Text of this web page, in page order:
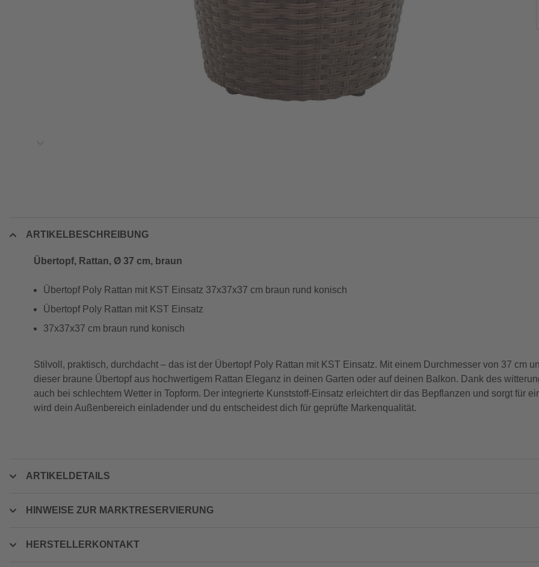
ARTIKELBESCHREIBUNG
Übertopf, Rattan, Ø 37 cm, braun
Übertopf Poly Rattan mit KST Einsatz 37x37x37 cm braun rund konisch
Übertopf Poly Rattan mit KST Einsatz
37x37x37 cm braun rund konisch
Stilvoll, praktisch, durchdacht – das ist der Übertopf Poly Rattan mit KST Einsatz. Mit einem Durchmesser von 37 cm
dieser braune Übertopf aus hochwertigem Rattan Eleganz in deinen Garten oder auf deinen Balkon. Dank des
auch bei schlechtem Wetter in Topform. Der integrierte Kunststoff-Einsatz erleichtert dir das Bepflanzen und sorgt für
wird dein Außenbereich einladender und du entscheidest dich für geprüfte Markenqualität.
ARTIKELDETAILS
HINWEISE ZUR MARKTRESERVIERUNG
HERSTELLERKONTAKT